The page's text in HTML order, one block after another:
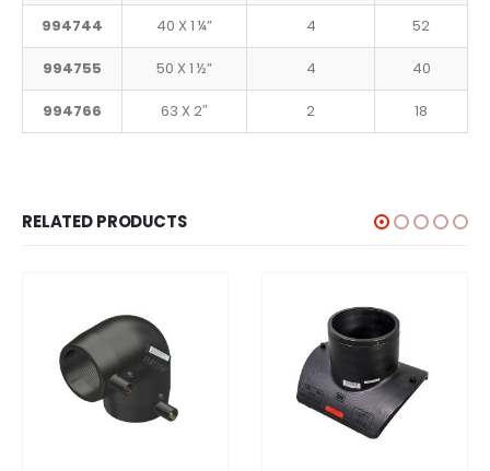
994744 40 X 1 ¼” 4 52
994755 50 X 1 ½” 4 40
994766 63 X 2″ 2 18
RELATED PRODUCTS